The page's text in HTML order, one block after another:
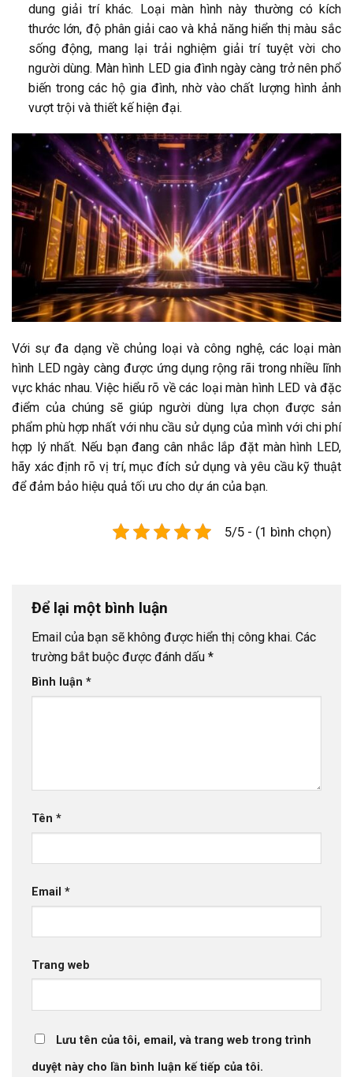
dung giải trí khác. Loại màn hình này thường có kích
thước lớn, độ phân giải cao và khả năng hiển thị màu sắc
sống động, mang lại trải nghiệm giải trí tuyệt vời cho
người dùng. Màn hình LED gia đình ngày càng trở nên phổ
biến trong các hộ gia đình, nhờ vào chất lượng hình ảnh
vượt trội và thiết kế hiện đại.
Với sự đa dạng về chủng loại và công nghệ, các loại màn
hình LEDngày càng được ứng dụng rộng rãi trong nhiều lĩnh
vực khác nhau. Việc hiểu rõ về các loại màn hình LED và đặc
điểm của chúng sẽ giúp người dùng lựa chọn được sản
phẩm phù hợp nhất với nhu cầu sử dụng của mình với chi phí
hợp lý nhất. Nếu bạn đang cân nhắc lắp đặt màn hình LED,
hãy xác định rõ vị trí, mục đích sử dụng và yêu cầu kỹ thuật
để đảm bảo hiệu quả tối ưu cho dự án của bạn.
5/5 - (1 bình chọn)
Để lại một bình luận
Email của bạn sẽ không được hiển thị công khai. Các
trường bắt buộc được đánh dấu *
Bình luận *
Tên *
Email *
Trang web
Lưu tên của tôi, email, và trang web trong trình
duyệt này cho lần bình luận kế tiếp của tôi.